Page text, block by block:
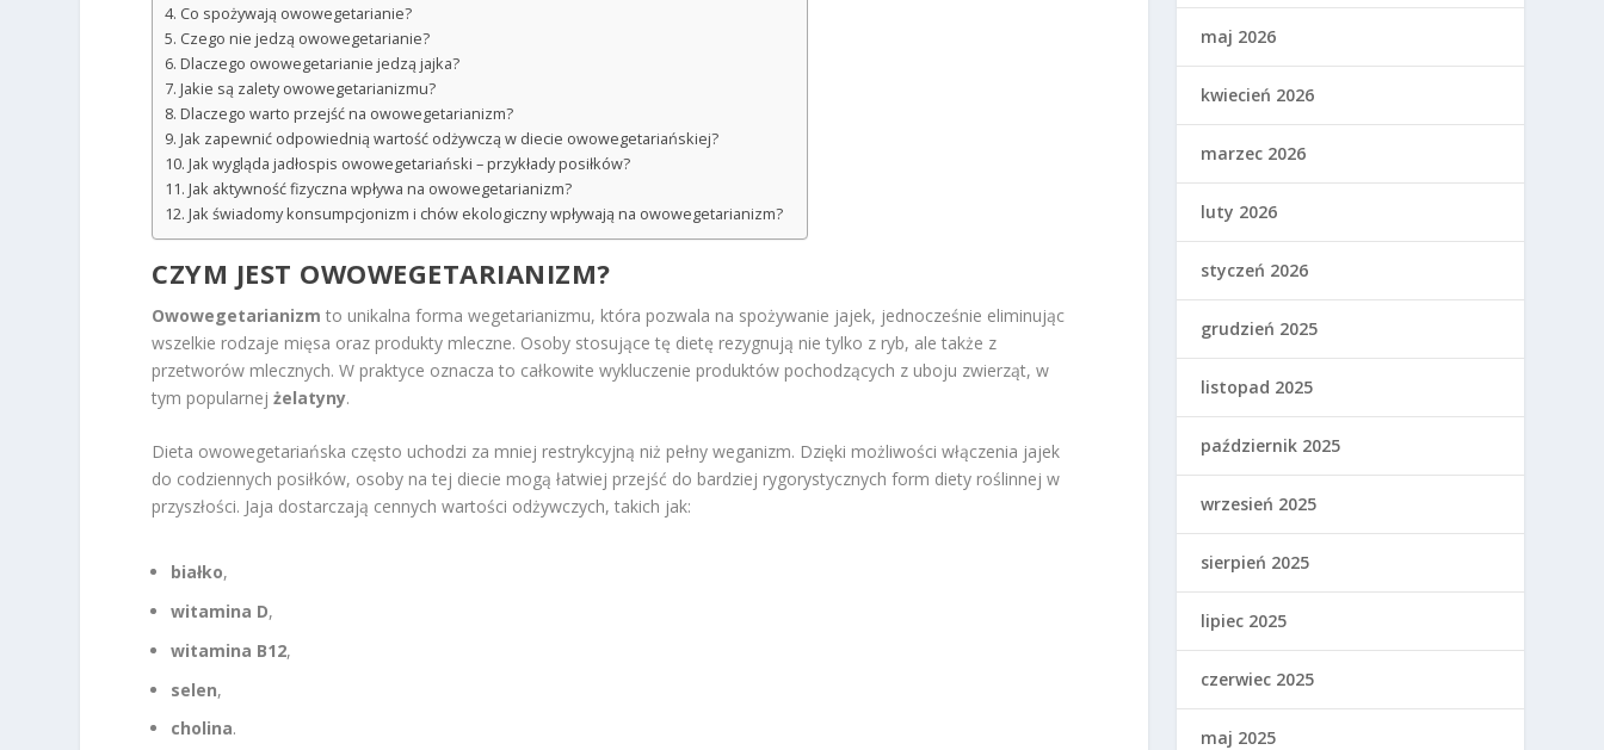
Co spożywają owowegetarianie?
Czego nie jedzą owowegetarianie?
Dlaczego owowegetarianie jedzą jajka?
Jakie są zalety owowegetarianizmu?
Dlaczego warto przejść na owowegetarianizm?
Jak zapewnić odpowiednią wartość odżywczą w diecie owowegetariańskiej?
Jak wygląda jadłospis owowegetariański – przykłady posiłków?
Jak aktywność fizyczna wpływa na owowegetarianizm?
Jak świadomy konsumpcjonizm i chów ekologiczny wpływają na owowegetarianizm?
CZYM JEST OWOWEGETARIANIZM?
Owowegetarianizm to unikalna forma wegetarianizmu, która pozwala na spożywanie jajek, jednocześnie eliminując
wszelkie rodzaje mięsa oraz produkty mleczne. Osoby stosujące tę dietę rezygnują nie tylko z ryb, ale także z
przetworów mlecznych. W praktyce oznacza to całkowite wykluczenie produktów pochodzących z uboju zwierząt, w
tym popularnejżelatyny.
Dieta owowegetariańska często uchodzi za mniej restrykcyjną niż pełny weganizm. Dzięki możliwości włączenia jajek
do codziennych posiłków, osoby na tej diecie mogą łatwiej przejść do bardziej rygorystycznych form diety roślinnej w
przyszłości. Jaja dostarczają cennych wartości odżywczych, takich jak:
białko,
witamina D,
witamina B12,
selen,
cholina.
maj 2026
kwiecień 2026
marzec 2026
luty 2026
styczeń 2026
grudzień 2025
listopad 2025
październik 2025
wrzesień 2025
sierpień 2025
lipiec 2025
czerwiec 2025
maj 2025